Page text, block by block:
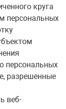
круга
персональных
персональных
разрешенные
веб-